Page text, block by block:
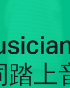
踏上